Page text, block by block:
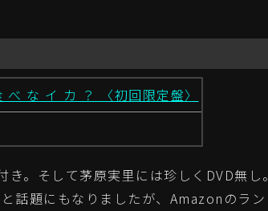
な イ カ ？ 〈初回限定盤〉
。そして茅原実里には珍しくDVD無し。
話題にもなりましたが、Amazonのラン